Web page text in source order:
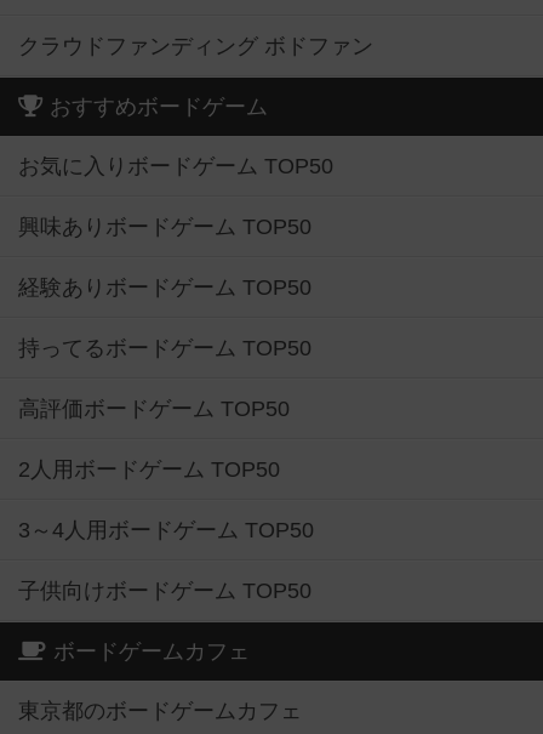
クラウドファンディング ボドファン
おすすめボードゲーム
お気に入りボードゲーム TOP50
興味ありボードゲーム TOP50
経験ありボードゲーム TOP50
持ってるボードゲーム TOP50
高評価ボードゲーム TOP50
2人用ボードゲーム TOP50
3～4人用ボードゲーム TOP50
子供向けボードゲーム TOP50
ボードゲームカフェ
東京都のボードゲームカフェ